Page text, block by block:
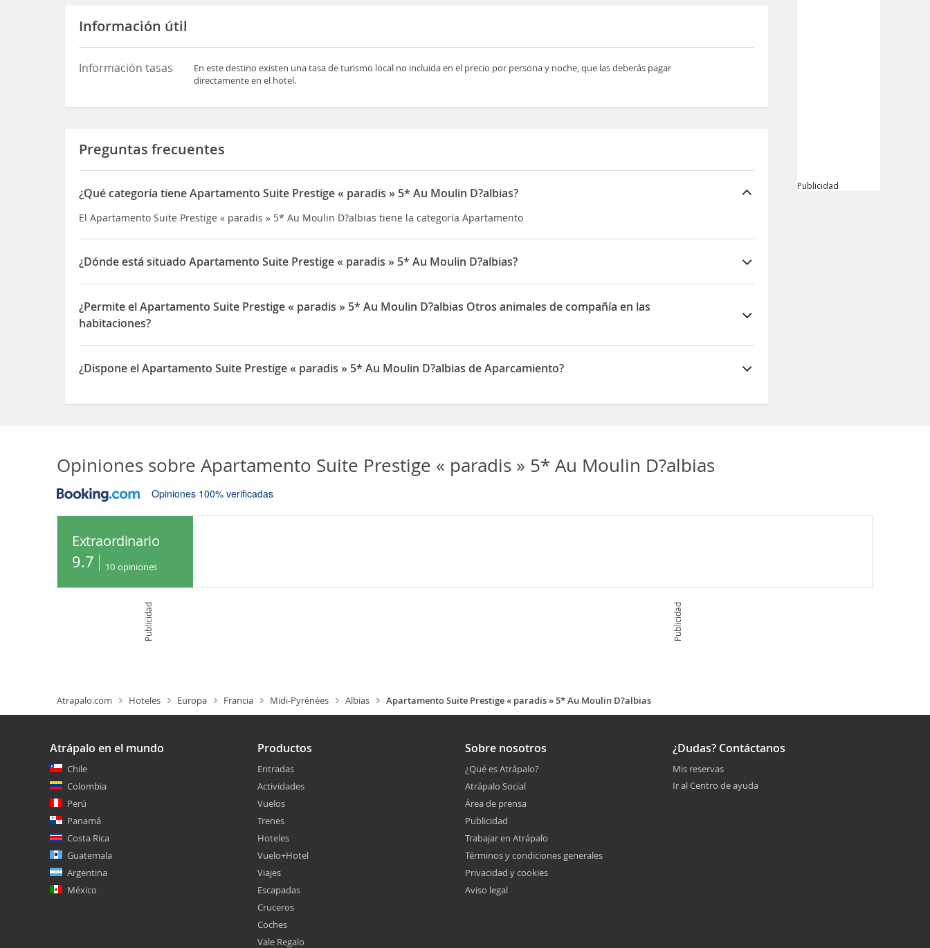
Información útil
Información tasas
En este destino existen una tasa de turismo local no incluida en el precio por persona y noche, que las deberás pagar
directamente en el hotel.
Preguntas frecuentes
¿Qué categoría tiene Apartamento Suite Prestige « paradis » 5* Au Moulin D?albias?
El Apartamento Suite Prestige « paradis » 5* Au Moulin D?albias tiene la categoría Apartamento
¿Dónde está situado Apartamento Suite Prestige « paradis » 5* Au Moulin D?albias?
El Apartamento Suite Prestige « paradis » 5* Au Moulin D?albias está situado en 118 Chemin des Rives de l'Aveyron
¿Permite el Apartamento Suite Prestige « paradis » 5* Au Moulin D?albias Otros animales de compañía en las
habitaciones?
Sí, el Apartamento Suite Prestige « paradis » 5* Au Moulin D?albias permite Otros animales de compañía en las habitaciones
¿Dispone el Apartamento Suite Prestige « paradis » 5* Au Moulin D?albias de Aparcamiento?
Publicidad
Opiniones sobre Apartamento Suite Prestige « paradis » 5* Au Moulin D?albias
Opiniones 100% verificadas
Extraordinario
9.7 10 opiniones
Publicidad Publicidad
Atrapalo.com Hoteles Europa Francia Midi-Pyrénées Albias Apartamento Suite Prestige « paradis » 5* Au Moulin D?albias
Atrápalo en el mundo
Chile
Colombia
Perú
Panamá
Costa Rica
Guatemala
Argentina
México
Productos
Entradas
Actividades
Vuelos
Trenes
Hoteles
Vuelo+Hotel
Viajes
Escapadas
Cruceros
Coches
Vale Regalo
Sobre nosotros
¿Qué es Atrápalo?
Atrápalo Social
Área de prensa
Publicidad
Trabajar en Atrápalo
Términos y condiciones generales
Privacidad y cookies
Aviso legal
¿Dudas? Contáctanos
Mis reservas
Ir al Centro de ayuda